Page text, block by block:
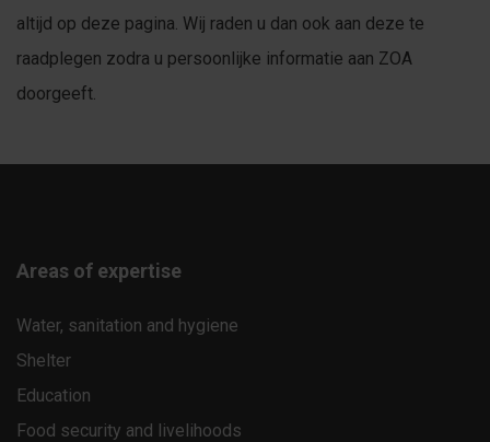
altijd op deze pagina. Wij raden u dan ook aan deze te
raadplegen zodra u persoonlijke informatie aan ZOA
doorgeeft.
Areas of expertise
Water, sanitation and hygiene
Shelter
Education
Food security and livelihoods